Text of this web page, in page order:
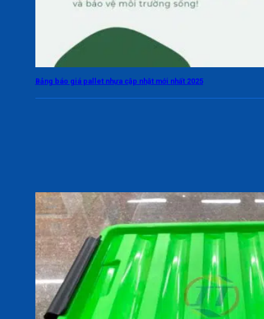
Bảng báo giá pallet nhựa cập nhật mới nhất 2025